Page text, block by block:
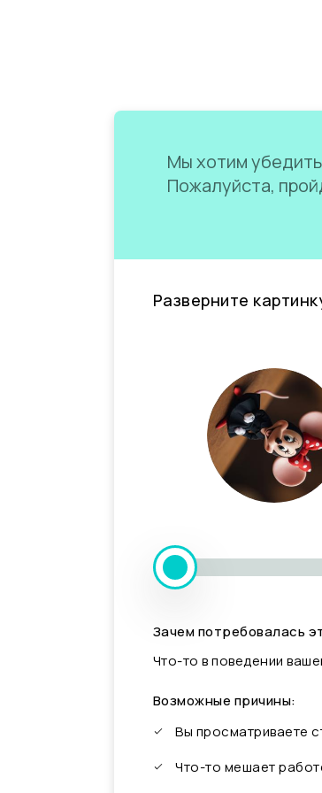
Мы хотим
Пожалуйста,
Разверните
Зачем потребовалась
Что-то в поведении
Возможные причины:
Вы просматриваете
Что-то мешает